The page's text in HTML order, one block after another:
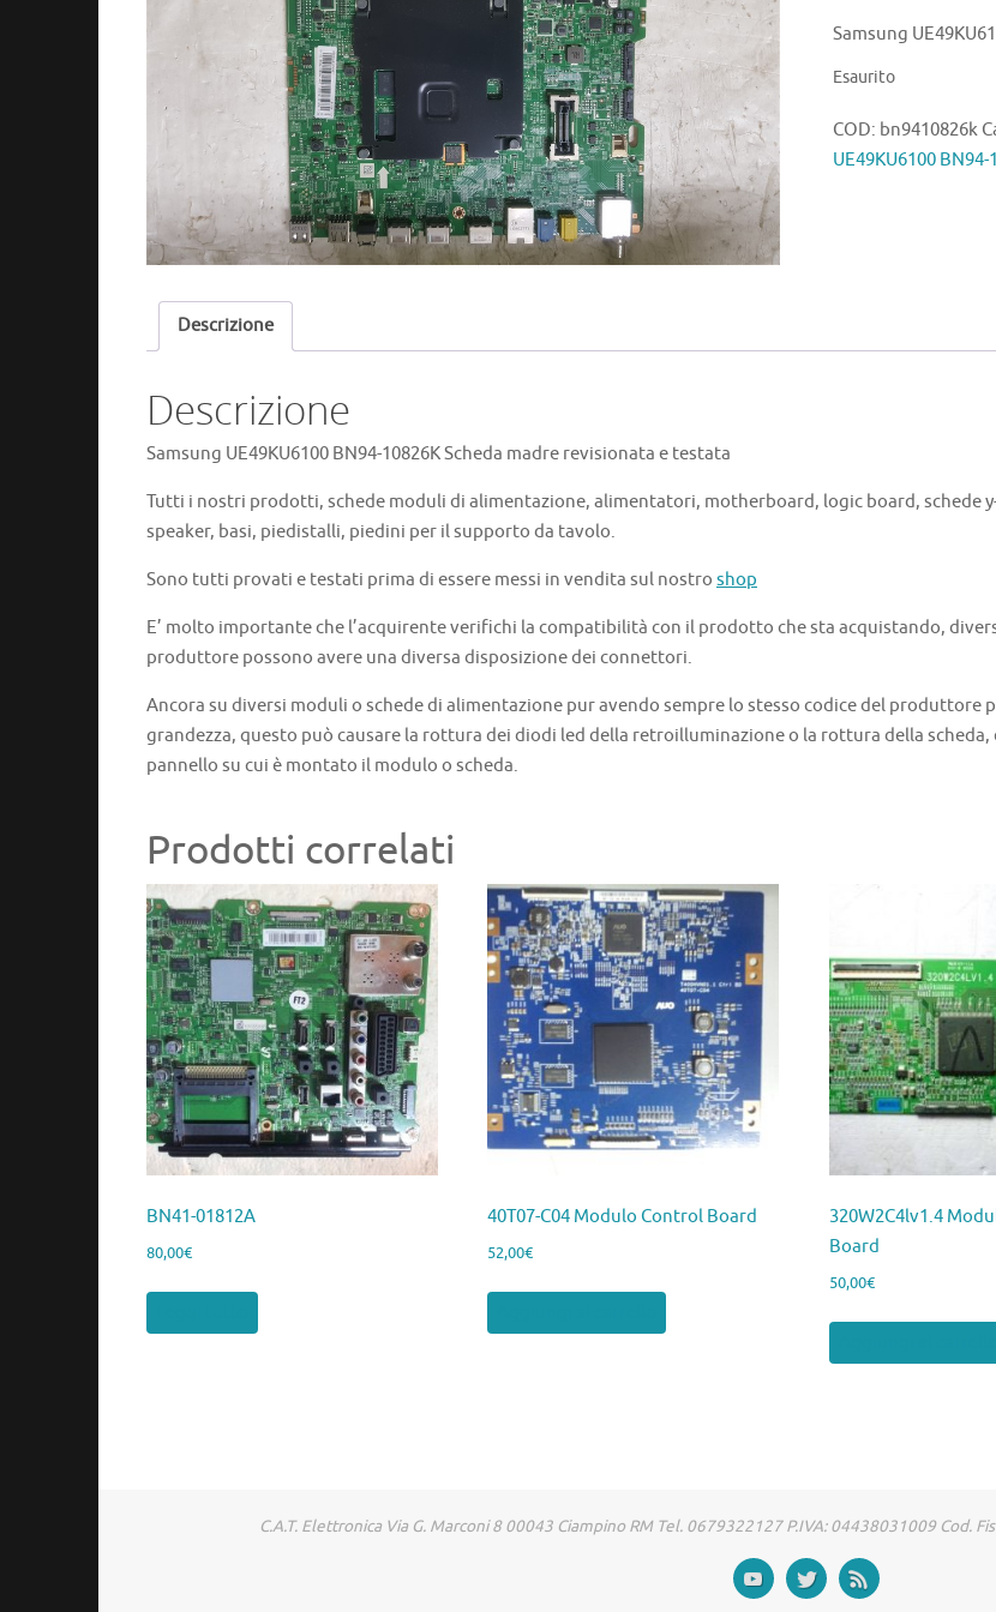
Samsung
Esaurito
COD: bn9410826k
UE49KU6100 BN94-
Descrizione
Descrizione
Samsung UE49KU6100 BN94-10826K Scheda madre revisionata e testata
Tutti i nostri prodotti, schede moduli di alimentazione, alimentatori, motherboard, logic board, schede
speaker, basi, piedistalli, piedini per il supporto da tavolo.
Sono tutti provati e testati prima di essere messi in vendita sul nostro shop
E’ molto importante che l’acquirente verifichi la compatibilità con il prodotto che sta acquistando,
produttore possono avere una diversa disposizione dei connettori.
Ancora su diversi moduli o schede di alimentazione pur avendo sempre lo stesso codice del produttore
grandezza, questo può causare la rottura dei diodi led della retroilluminazione o la rottura della
pannello su cui è montato il modulo o scheda.
Prodotti correlati
BN41-01812A
80,00€
40T07-C04 Modulo Control Board
52,00€
320W2C4lv1.4
Board
50,00€
C.A.T. Elettronica Via G. Marconi 8 00043 Ciampino RM Tel. 0679322127 P.IVA: 04438031009 Cod.